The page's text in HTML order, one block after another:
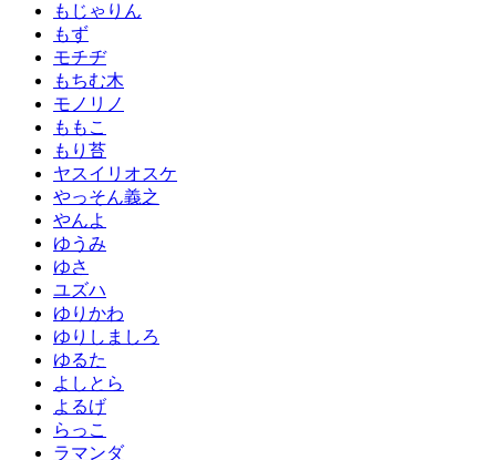
もじゃりん
もず
モチヂ
もちむ木
モノリノ
ももこ
もり苔
ヤスイリオスケ
やっそん義之
やんよ
ゆうみ
ゆさ
ユズハ
ゆりかわ
ゆりしましろ
ゆるた
よしとら
よるげ
らっこ
ラマンダ